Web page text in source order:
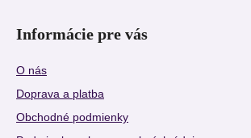
Informácie pre vás
O nás
Doprava a platba
Obchodné podmienky